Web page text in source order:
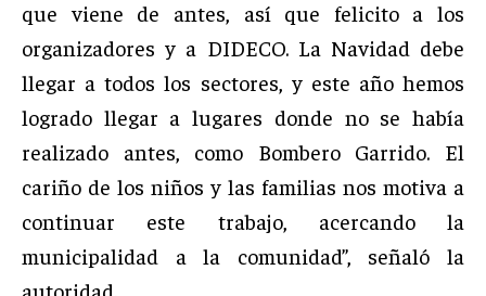
que viene de antes, así que felicito a los
organizadores y a DIDECO. La Navidad debe
llegar a todos los sectores, y este año hemos
logrado llegar a lugares donde no se había
realizado antes, como Bombero Garrido. El
cariño de los niños y las familias nos motiva a
continuar este trabajo, acercando la
municipalidad a la comunidad”, señaló la
autoridad.